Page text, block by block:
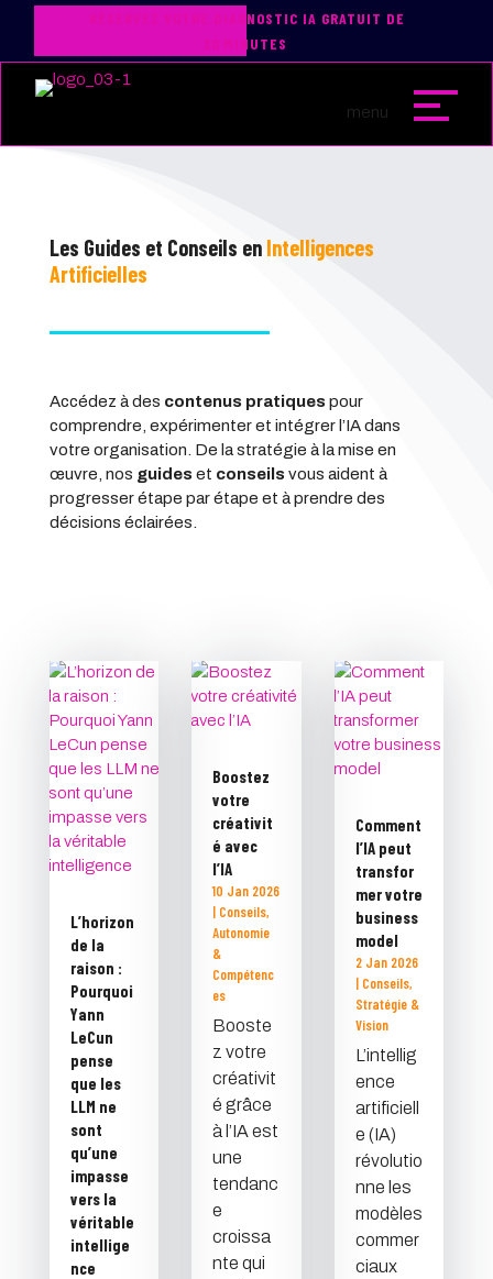
RÉSERVEZ VOTRE DIAGNOSTIC IA GRATUIT DE
20 MINUTES
Les Guides et Conseils en Intelligences
Artificielles
Accédez à des contenus pratiques pour
comprendre, expérimenter et intégrer l’IA dans
votre organisation. De la stratégie à la mise en
œuvre, nos guides et conseils vous aident à
progresser étape par étape et à prendre des
décisions éclairées.
L’horizon
de la
raison :
Pourquoi
Yann
LeCun
pense
que les
LLM ne
sont
qu’une
impasse
vers la
véritable
intellige
nce
Boostez
votre
créativit
é avec
l’IA
10 Jan 2026
| Conseils,
Autonomie
&
Compétenc
es
Booste
z votre
créativit
é grâce
à l’IA est
une
tendanc
e
croissa
nte qui
Comment
l’IA peut
transfor
mer votre
business
model
2 Jan 2026
| Conseils,
Stratégie &
Vision
L’intellig
ence
artificiell
e (IA)
révolutio
nne les
modèles
commer
ciaux